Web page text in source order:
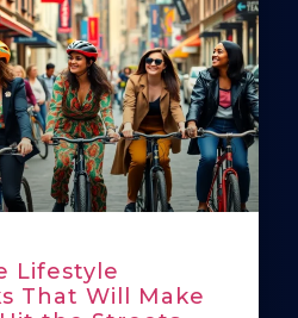
Lifestyle
That Will Make